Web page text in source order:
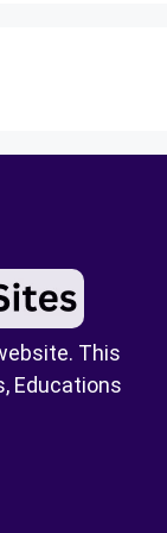
This
Educations